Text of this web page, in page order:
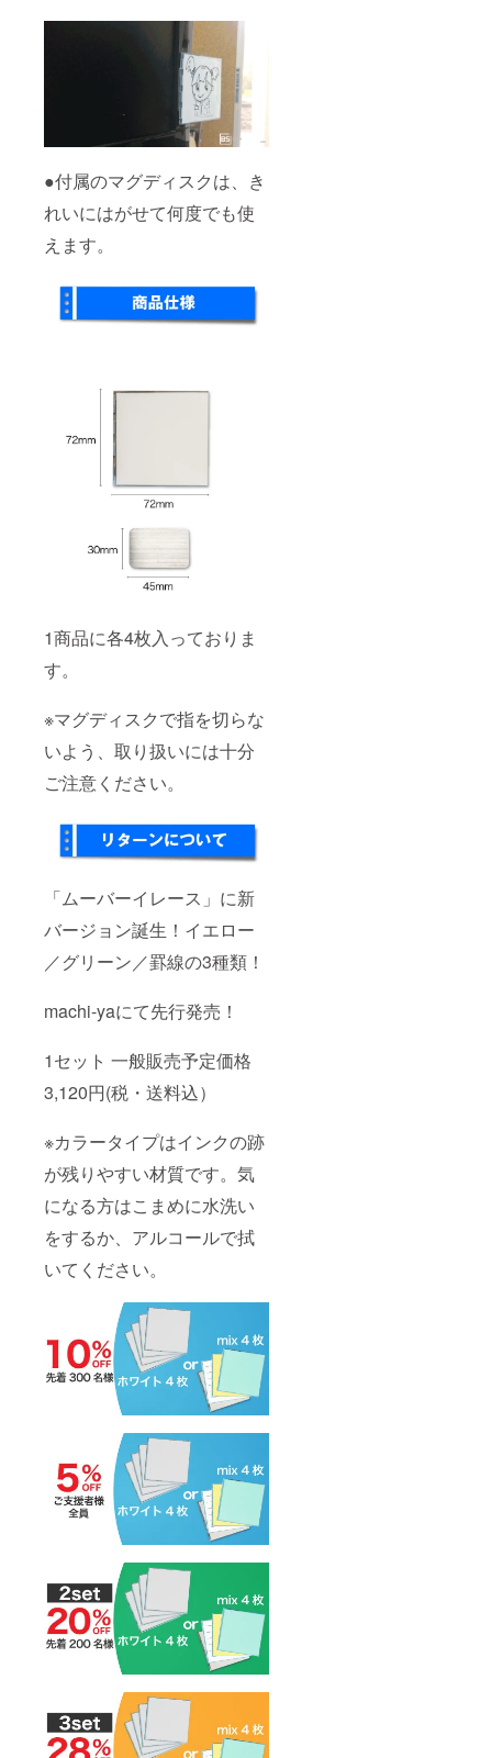
●付属のマグディスクは、き
れいにはがせて何度でも使
えます。
1商品に各4枚入っておりま
す。
※マグディスクで指を切らな
いよう、取り扱いには十分
ご注意ください。
「ムーバーイレース」に新
バージョン誕生！イエロー
／グリーン／罫線の3種類！
machi-yaにて先行発売！
1セット 一般販売予定価格
3,120円(税・送料込）
※カラータイプはインクの跡
が残りやすい材質です。気
になる方はこまめに水洗い
をするか、アルコールで拭
いてください。